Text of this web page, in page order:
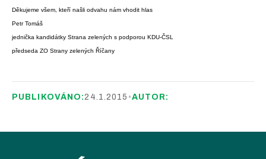
Děkujeme všem, kteří našli odvahu nám vhodit hlas
Petr Tomáš
jednička kandidátky Strana zelených s podporou KDU-ČSL
předseda ZO Strany zelených Říčany
PUBLIKOVÁNO:24.1.2015 •AUTOR: